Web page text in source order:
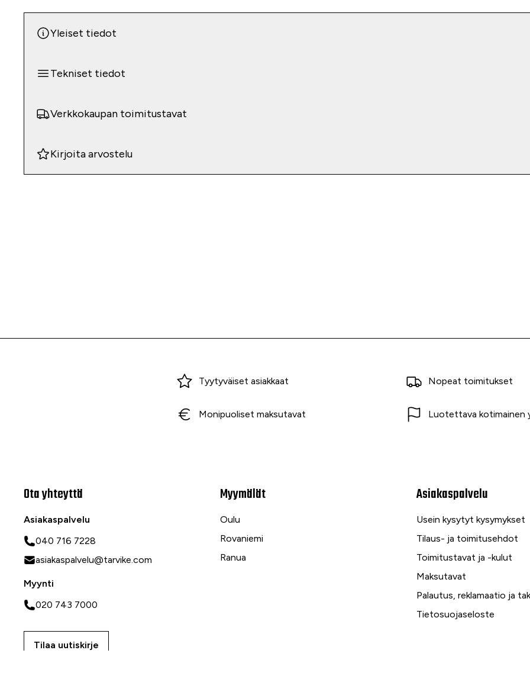
Yleiset tiedot
Tekniset tiedot
Verkkokaupan toimitustavat
Kirjoita arvostelu
Tyytyväiset asiakkaat Nopeat toimitukset
Monipuoliset maksutavat Luotettava kotimainen
Ota yhteyttä
Asiakaspalvelu
040 716 7228
asiakaspalvelu@tarvike.com
Myynti
020 743 7000
Tilaa uutiskirje
Myymälät
Oulu
Rovaniemi
Ranua
Asiakaspalvelu
Usein kysytyt kysymykset
Tilaus- ja toimitusehdot
Toimitustavat ja -kulut
Maksutavat
Palautus, reklamaatio ja
Tietosuojaseloste